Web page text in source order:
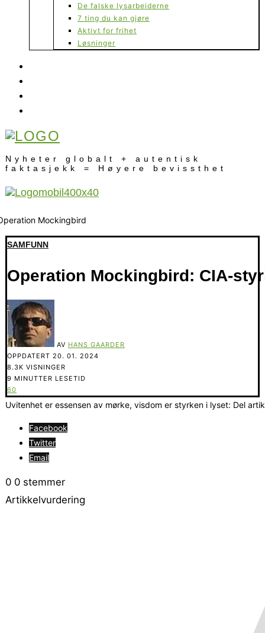
De falske lysarbeiderne
7 ting du kan gjøre
Aktivt for frihet
Løsninger
Nyheter globalt + autentisk
faktasjekk = Høyere bevissthet
SAMFUNN
Operation Mockingbird: CIA-
AV HANS GAARDER
OPPDATERT 20. 01. 2024
8.3K VISNINGER
9 MINUTTER LESETID
60
Uvitenhet er essensen av mørke, visdom er styrken i lyset: Del
Facebook
Twitter
Email
0 0 stemmer
Artikkelvurdering